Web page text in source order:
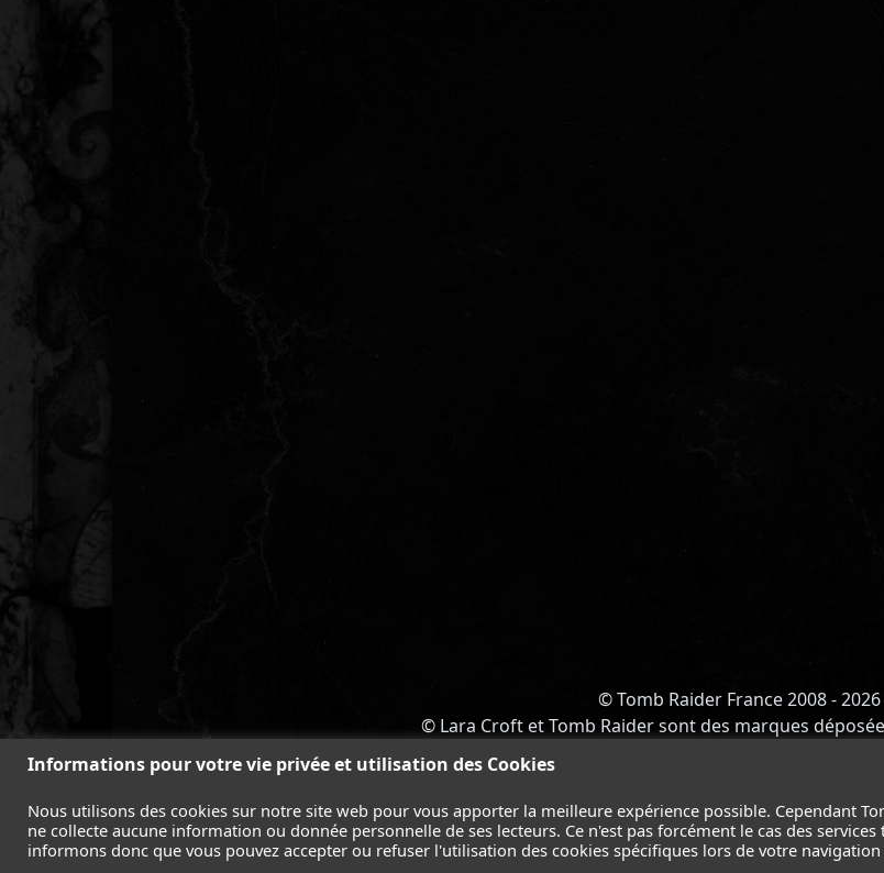
Informations pour votre vie privée et utilisation des Cookies
Nous utilisons des cookies sur notre site web pour vous apporter la meilleure expérience possible. Cependant
ne collecte aucune information ou donnée personnelle de ses lecteurs. Ce n'est pas forcément le cas des services
informons donc que vous pouvez accepter ou refuser l'utilisation des cookies spécifiques lors de votre
© Tomb Raider France 2008 - 2026
© Lara Croft et Tomb Raider sont des marques
ACCUEIL
TOMB RAIDER - LEGACY OF ATLANTIS